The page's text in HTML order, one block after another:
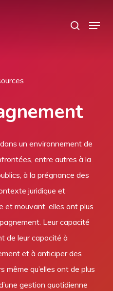
search
Menu
un environnement de
entre autres à la
à la prégnance des
juridique et
et mouvant, elles ont plus
Leur capacité
de leur capacité à
et à anticiper des
même qu’elles ont de plus
gestion quotidienne